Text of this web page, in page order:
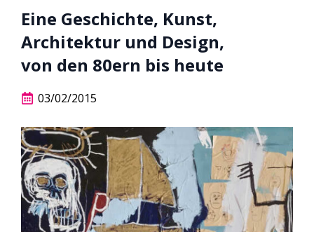
Eine Geschichte, Kunst,
Architektur und Design,
von den 80ern bis heute
03/02/2015